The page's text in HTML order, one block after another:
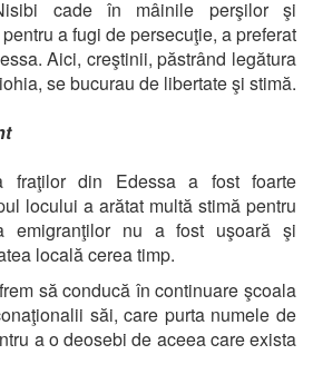
cade în mâinile perşilor şi
a fugi de persecuţie, a preferat
Aici, creştinii, păstrând legătura
se bucurau de libertate şi stimă.
fraţilor din Edessa a fost foarte
locului a arătat multă stimă pentru
emigranţilor nu a fost uşoară şi
locală cerea timp.
să conducă în continuare şcoala
săi, care purta numele de
a o deosebi de aceea care exista